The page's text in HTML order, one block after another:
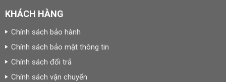
KHÁCH HÀNG
Chính sách bảo hành
Chính sách bảo mật thông tin
Chính sách đổi trả
Chính sách vận chuyển